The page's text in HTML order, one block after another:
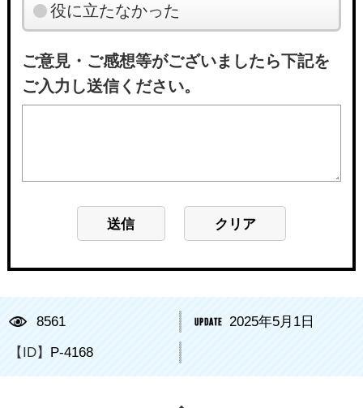
役に立たなかった
ご意見・ご感想等がございましたら下記を
ご入力し送信ください。
8561 2025年5月1日
【ID】 P-4168